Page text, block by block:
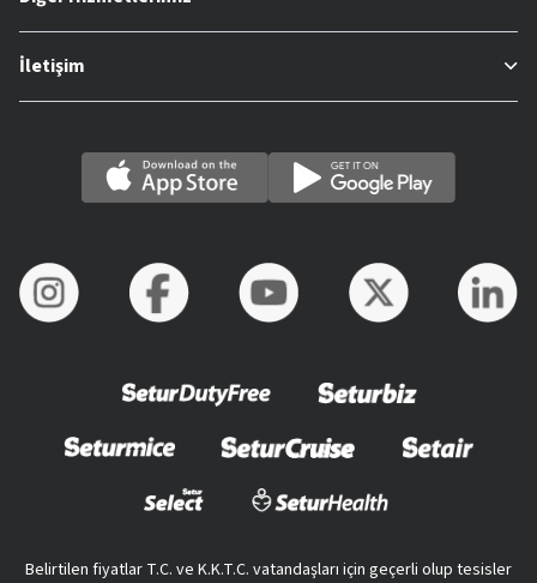
İletişim
Belirtilen fiyatlar T.C. ve K.K.T.C. vatandaşları için geçerli olup tesisler